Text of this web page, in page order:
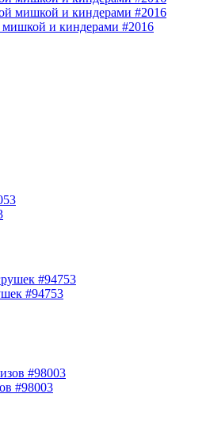
мишкой и киндерами #2016
#94753
#98003